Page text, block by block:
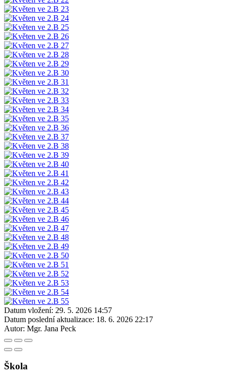
Datum vložení: 29. 5. 2026 14:57
Datum poslední aktualizace: 18. 6. 2026 22:17
Autor: Mgr. Jana Peck
Škola